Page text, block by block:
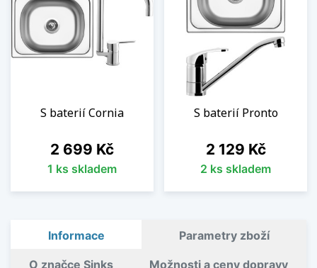
S baterií Cornia
Cena
2 699 Kč
1 ks skladem
S baterií Pronto
Cena
2 129 Kč
2 ks skladem
Informace Parametry zboží
O značce Sinks Možnosti a ceny dopravy